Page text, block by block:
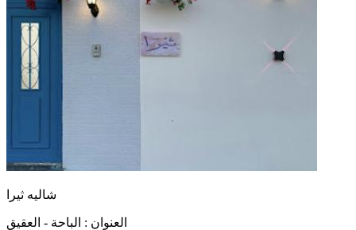
شاليه ثيرا
العنوان : الباحة - العقيق